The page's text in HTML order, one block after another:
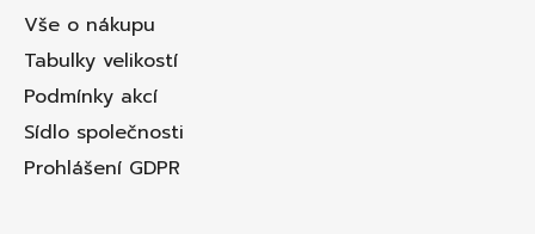
Vše o nákupu
Tabulky velikostí
Podmínky akcí
Sídlo společnosti
Prohlášení GDPR